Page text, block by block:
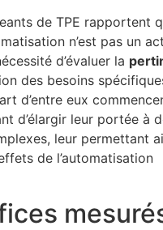
de TPE rapportent
n’est pas un
d’évaluer la
des besoins
d’entre eux
d’élargir leur portée à
leur permettant
de l’automatisation